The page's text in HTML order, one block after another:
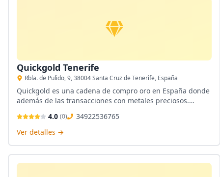
Quickgold Tenerife
Rbla. de Pulido, 9, 38004 Santa Cruz de Tenerife, España
Quickgold es una cadena de compro oro en España donde
además de las transacciones con metales preciosos.
mucho más desde su local en Santa Cruz de Tenerife.
4.0 (0)
34922536765
Ver detalles →